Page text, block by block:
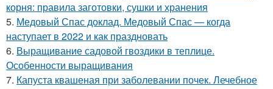
корня: правила заготовки, сушки и хранения
5. Медовый Спас доклад. Медовый Спас — когда
наступает в 2022 и как праздновать
6. Выращивание садовой гвоздики в теплице.
Особенности выращивания
7. Капуста квашеная при заболевании почек. Лечебное